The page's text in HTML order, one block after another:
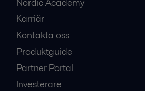
Karriär
Kontakta oss
Produktguide
Partner Portal
Investerare